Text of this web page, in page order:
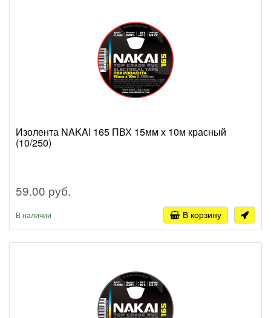
Изолента NAKAI 165 ПВХ 15мм х 10м красный
(10/250)
59.00 руб.
В наличии В корзину